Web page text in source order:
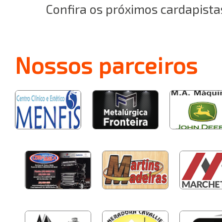
Confira os próximos
Nossos parceiros